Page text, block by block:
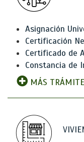
Asignación
Certificación
Certificado de
Constancia de
MÁS